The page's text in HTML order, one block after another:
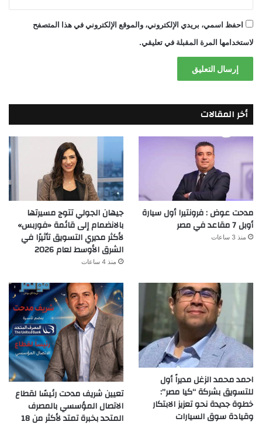
احفظ اسمي، بريدي الإلكتروني، والموقع الإلكتروني في هذا المتصفح
لاستخدامها المرة المقبلة في تعليقي.
أخر المقالات
مدحت عوض : فرونتيرا أول سيارة
أوبل 7 مقاعد في مصر
منذ 3 ساعات
جيهان الجولي تتوج مسيرتها
بالانضمام إلى قائمة «فوربس»
لأكثر مديري التسويق تأثيرًا في
الشرق الأوسط لعام 2026
منذ 4 ساعات
احمد محمد الزغل مديراً أول
للتسويق بشركة “كيا مصر”:
خطوة جديدة نحو تعزيز الابتكار
وقيادة سوق السيارات
تعيين شريف مدحت رئيسًا لقطاع
الاتصال المؤسسي بالمصرف
المتحد بخبرة تمتد لأكثر من 18